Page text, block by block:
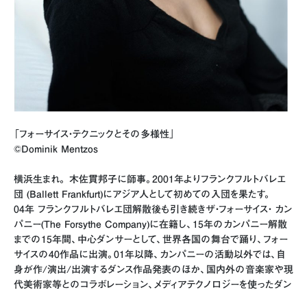
「フォーサイス・テクニックとその多様性」
©Dominik Mentzos
横浜生まれ。 木佐貫邦子に師事。2001年よりフランクフルトバレエ
団 (Ballett Frankfurt)にアジア人として初めての入団を果たす。
04年 フランクフルトバレエ団解散後も引き続きザ・フォーサイス・ カン
パニー(The Forsythe Company)に在籍し、15年のカンパニー解散
までの15年間、中心ダンサーとして、世界各国の舞台で踊り、フォー
サイスの40作品に出演。01年以降、カンパニーの活動以外では、自
身が作/演出/出演するダンス作品発表のほか、国内外の音楽家や現
代美術家等とのコラボレーション、メディアテクノロジーを使ったダン